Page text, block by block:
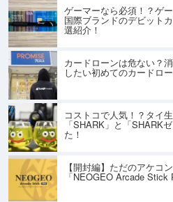
ゲーマーなら必須！？ゲ
国際ブランドのデビット
選紹介！
カードローンは危ない？
したい初めてのカードロ
コストコで人気！？タイ
「SHARK」と「SHARK
た！
【開封編】ただのアケコ
「NEOGEO Arcade